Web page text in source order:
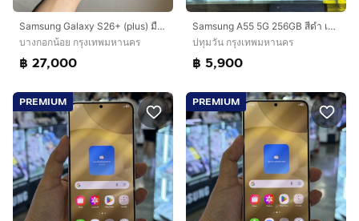
Samsung Galaxy S26+ (plus) มือ 1 เครื่องเปล่า ยังไม่แกะ
บางกอกน้อย กรุงเทพมหานคร
฿ 27,000
Samsung A55 5G 256GB สีดำ เครื่องศูนย์ สภาพสวยมาก จอ6.6นิ้ว แรม12รอม256 กล้อง50ล้าน(3ตัว) ครบยกกล่อง❤️❤️
ปทุมวัน กรุงเทพมหานคร
฿ 5,900
PREMIUM PREMIUM